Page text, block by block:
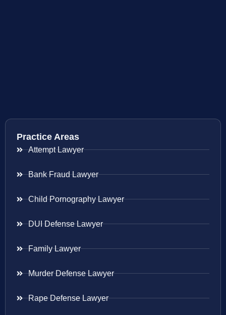
Practice Areas
Attempt Lawyer
Bank Fraud Lawyer
Child Pornography Lawyer
DUI Defense Lawyer
Family Lawyer
Murder Defense Lawyer
Rape Defense Lawyer